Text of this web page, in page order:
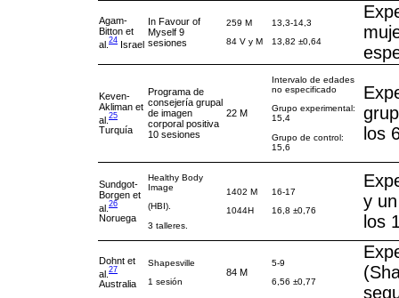
Agam-
Bitton et
al. 24 Israel
In Favour of
Myself 9
sesiones
259 M
84 V y M
13,3-14,3
13,82 ±0,64
Keven-
Akliman et
al. 25
Turquía
Programa de
consejería grupal
de imagen
corporal positiva
10 sesiones
22 M
Intervalo de edades
no especificado
Grupo experimental:
15,4
Grupo de control:
15,6
los
Sundgot-
Borgen et
al. 26
Noruega
Healthy Body
Image
(HBI).
3 talleres.
1402 M
1044H
16-17
16,8 ±0,76
y
los
Dohnt et
al. 27
Australia
Shapesville
1 sesión
84 M
5-9
6,56 ±0,77